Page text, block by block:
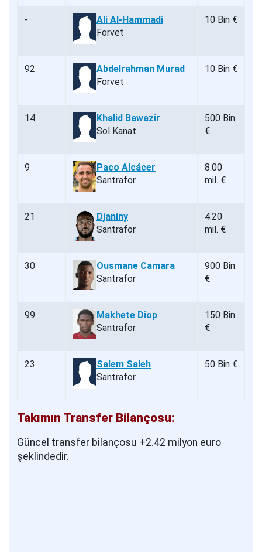
-
Ali Al-Hammadi
Forvet
10 Bin €
92
Abdelrahman Murad
Forvet
10 Bin €
14
Khalid Bawazir
Sol Kanat
500 Bin
€
9
Paco Alcácer
Santrafor
8.00
mil. €
21
Djaniny
Santrafor
4.20
mil. €
30
Ousmane Camara
Santrafor
900 Bin
€
99
Makhete Diop
Santrafor
150 Bin
€
23
Salem Saleh
Santrafor
50 Bin €
Takımın Transfer Bilançosu:
Güncel transfer bilançosu +2.42 milyon euro
şeklindedir.